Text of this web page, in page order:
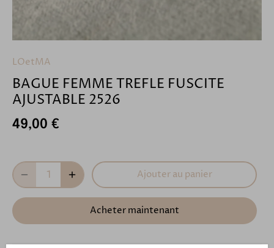
LOetMA
BAGUE FEMME TREFLE FUSCITE
AJUSTABLE 2526
49,00 €
Ajouter au panier
Acheter maintenant